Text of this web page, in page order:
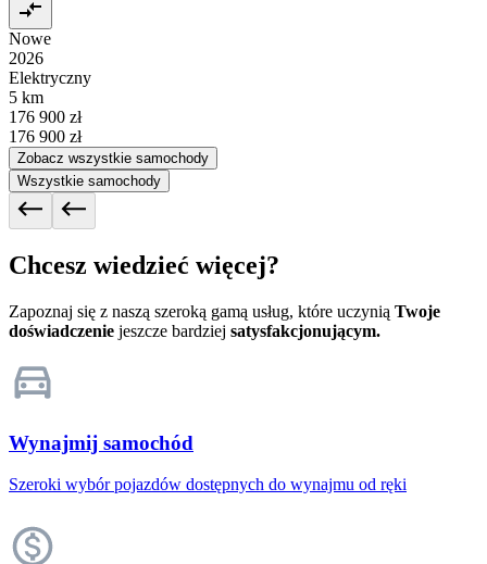
Nowe
2026
Elektryczny
5 km
176 900 zł
176 900 zł
Zobacz wszystkie samochody
Wszystkie samochody
Chcesz wiedzieć więcej?
Zapoznaj się z naszą szeroką gamą usług, które uczynią Twoje
doświadczenie jeszcze bardziej satysfakcjonującym.
Wynajmij samochód
Szeroki wybór pojazdów dostępnych do wynajmu od ręki